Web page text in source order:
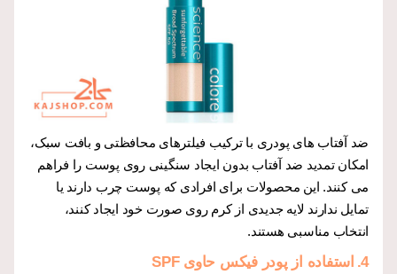
ضد آفتاب های پودری با ترکیب فیلترهای محافظتی و بافت سبک،
امکان تمدید ضد آفتاب بدون ایجاد سنگینی روی پوست را فراهم
می کنند. این محصولات برای افرادی که پوست چرب دارند یا
تمایل ندارند لایه جدیدی از کرم روی صورت خود ایجاد کنند،
انتخاب مناسبی هستند.
4. استفاده از پودر فیکس حاوی SPF